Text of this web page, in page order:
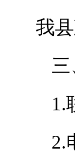
我
1.
2.